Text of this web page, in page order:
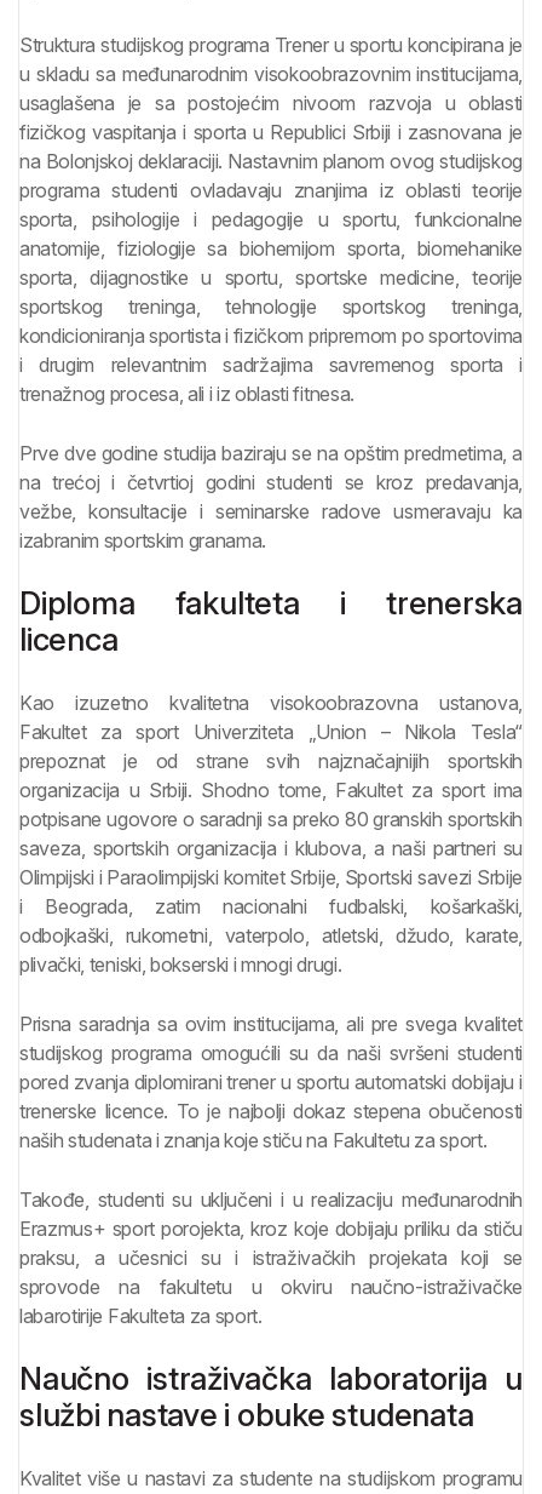
Struktura studijskog programa Trener u sportu koncipirana je
u skladu sa međunarodnim visokoobrazovnim institucijama,
usaglašena je sa postojećim nivoom razvoja u oblasti
fizičkog vaspitanja i sporta u Republici Srbiji i zasnovana je
na Bolonjskoj deklaraciji. Nastavnim planom ovog studijskog
programa studenti ovladavaju znanjima iz oblasti teorije
sporta, psihologije i pedagogije u sportu, funkcionalne
anatomije, fiziologije sa biohemijom sporta, biomehanike
sporta, dijagnostike u sportu, sportske medicine, teorije
sportskog treninga, tehnologije sportskog treninga,
kondicioniranja sportista i fizičkom pripremom po sportovima
i drugim relevantnim sadržajima savremenog sporta i
trenažnog procesa, ali i iz oblasti fitnesa.
Prve dve godine studija baziraju se na opštim predmetima, a
na trećoj i četvrtioj godini studenti se kroz predavanja,
vežbe, konsultacije i seminarske radove usmeravaju ka
izabranim sportskim granama.
Diploma fakulteta i trenerska
licenca
Kao izuzetno kvalitetna visokoobrazovna ustanova,
Fakultet za sport Univerziteta „Union – Nikola Tesla“
prepoznat je od strane svih najznačajnijih sportskih
organizacija u Srbiji. Shodno tome, Fakultet za sport ima
potpisane ugovore o saradnji sa preko 80 granskih sportskih
saveza, sportskih organizacija i klubova, a naši partneri su
Olimpijski i Paraolimpijski komitet Srbije, Sportski savezi Srbije
i Beograda, zatim nacionalni fudbalski, košarkaški,
odbojkaški, rukometni, vaterpolo, atletski, džudo, karate,
plivački, teniski, bokserski i mnogi drugi.
Prisna saradnja sa ovim institucijama, ali pre svega kvalitet
studijskog programa omogućili su da naši svršeni studenti
pored zvanja diplomirani trener u sportu automatski dobijaju i
trenerske licence. To je najbolji dokaz stepena obučenosti
naših studenata i znanja koje stiču na Fakultetu za sport.
Takođe, studenti su uključeni i u realizaciju međunarodnih
Erazmus+ sport porojekta, kroz koje dobijaju priliku da stiču
praksu, a učesnici su i istraživačkih projekata koji se
sprovode na fakultetu u okviru naučno-istraživačke
labarotirije Fakulteta za sport.
Naučno istraživačka laboratorija u
službi nastave i obuke studenata
Kvalitet više u nastavi za studente na studijskom programu